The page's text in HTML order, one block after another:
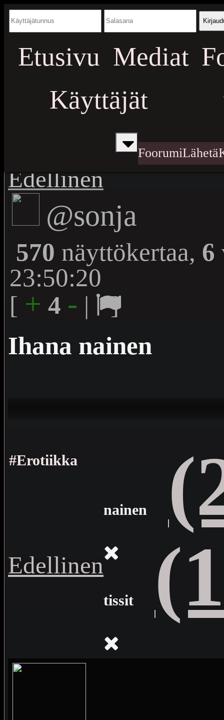
Etusivu Mediat
Käyttäjät
FoorumiLähetä
Edellinen
@sonja
570 näyttökertaa, 6
23:50:20
[ + 4 - | ]
Ihana nainen
#Erotiikka
Edellinen
nainen
tissit